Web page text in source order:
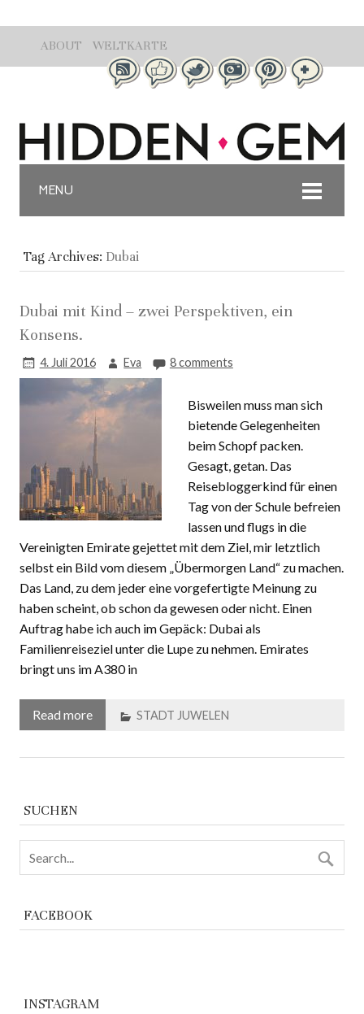
ABOUT WELTKARTE
MENU
Tag Archives: Dubai
Dubai mit Kind – zwei Perspektiven, ein
Konsens.
4. Juli 2016 Eva 8 comments
Bisweilen muss man sich
bietende Gelegenheiten
beim Schopf packen.
Gesagt, getan. Das
Reisebloggerkind für einen
Tag von der Schule befreien
lassen und flugs in die
Vereinigten Emirate gejettet mit dem Ziel, mir letztlich
selbst ein Bild vom diesem „Übermorgen Land“ zu machen.
Das Land, zu dem jeder eine vorgefertigte Meinung zu
haben scheint, ob schon da gewesen oder nicht. Einen
Auftrag habe ich auch im Gepäck: Dubai als
Familienreiseziel unter die Lupe zu nehmen. Emirates
bringt uns im A380 in
Read more STADT JUWELEN
SUCHEN
FACEBOOK
INSTAGRAM